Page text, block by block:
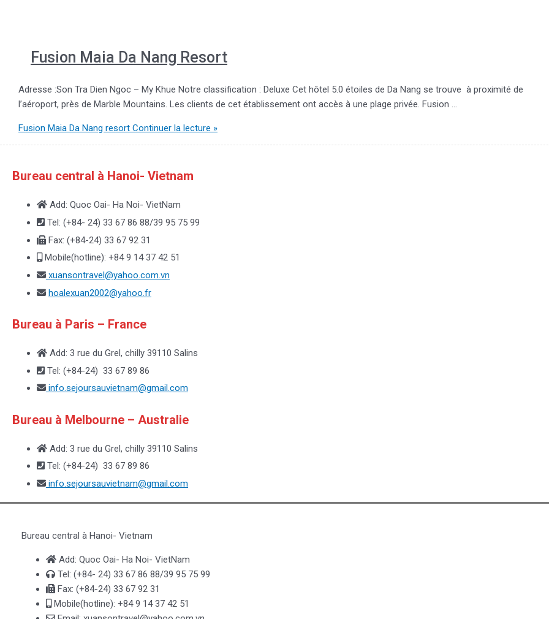
Fusion Maia Da Nang Resort
Adresse :Son Tra Dien Ngoc – My Khue Notre classification : Deluxe Cet hôtel 5.0 étoiles de Da Nang se trouve à proximité de
l’aéroport, près de Marble Mountains. Les clients de cet établissement ont accès à une plage privée. Fusion …
Fusion Maia Da Nang resort Continuer la lecture »
Bureau central à Hanoi- Vietnam
Add: Quoc Oai- Ha Noi- VietNam
Tel: (+84- 24) 33 67 86 88/39 95 75 99
Fax: (+84-24) 33 67 92 31
Mobile(hotline): +84 9 14 37 42 51
xuansontravel@yahoo.com.vn
hoalexuan2002@yahoo.fr
Bureau à Paris – France
Add: 3 rue du Grel, chilly 39110 Salins
Tel: (+84-24) 33 67 89 86
info.sejoursauvietnam@gmail.com
Bureau à Melbourne – Australie
Add: 3 rue du Grel, chilly 39110 Salins
Tel: (+84-24) 33 67 89 86
info.sejoursauvietnam@gmail.com
Bureau central à Hanoi- Vietnam
Add: Quoc Oai- Ha Noi- VietNam
Tel: (+84- 24) 33 67 86 88/39 95 75 99
Fax: (+84-24) 33 67 92 31
Mobile(hotline): +84 9 14 37 42 51